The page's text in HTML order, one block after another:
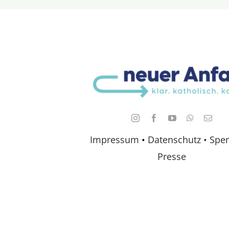
Impressum • Datenschutz •
Presse